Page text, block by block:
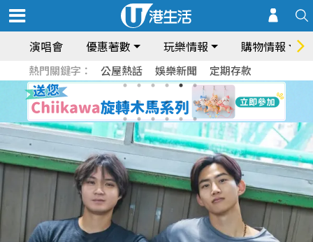
演唱會 優惠著數 玩樂情報 購物情報
熱門關鍵字： 公屋熱話 娛樂新聞 定期存款